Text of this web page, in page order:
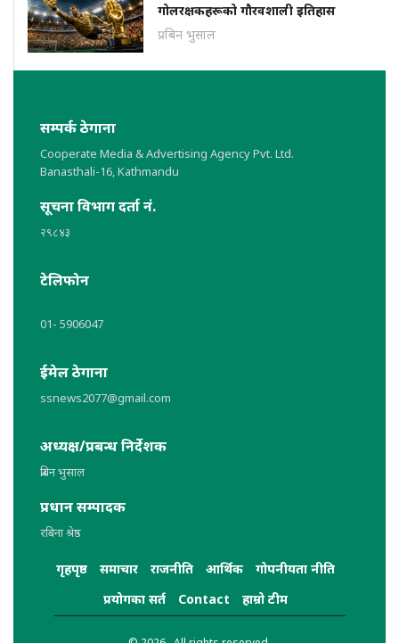
गोलरक्षकहरूको गौरवशाली इतिहास
प्रबिन भुसाल
सम्पर्क ठेगाना
Cooperate Media & Advertising Agency Pvt. Ltd.
Banasthali-16, Kathmandu
सूचना विभाग दर्ता नं.
२९८४३
टेलिफोन
01- 5906047
ईमेल ठेगाना
ssnews2077@gmail.com
अध्यक्ष/प्रबन्ध निर्देशक
प्रबिन भुसाल
प्रधान सम्पादक
रबिना श्रेष्ठ
गृहपृष्ठ समाचार राजनीति आर्थिक
गोपनीयता नीति
प्रयोगका सर्त
Contact हाम्रो टीम